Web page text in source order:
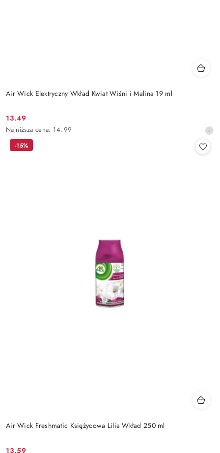
Air Wick Elektryczny Wkład Kwiat Wiśni i Malina 19 ml
Cena
promocyjna:
13.49
Najniższa
cena
Najniższa cena: 14.99
Air Wick Freshmatic Księżycowa Lilia Wkład 250 ml
13.59
-15%